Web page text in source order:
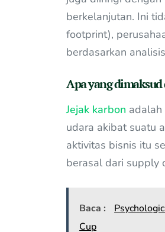
berkelanjutan. Ini
footprint),
berdasarkan
Apa yang
Jejak karbon
udara akibat suatu
aktivitas bisnis itu
berasal dari supply
Baca :
Cup